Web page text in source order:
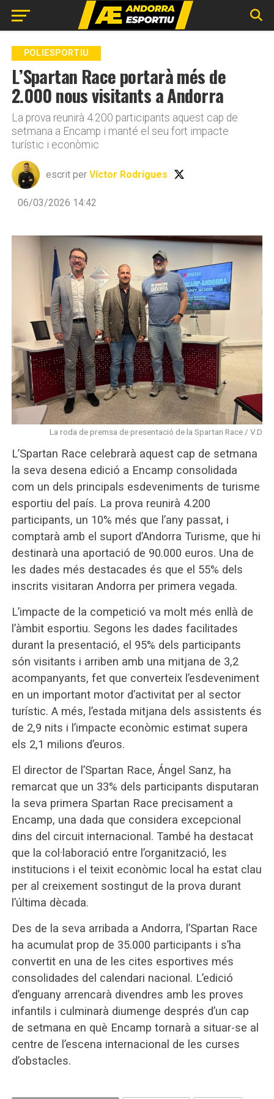
POLIESPORTIU
L’Spartan Race portarà més de
2.000 nous visitants a Andorra
La prova reunirà 4.200 participants aquest cap de
setmana a Encamp i manté el seu fort impacte
turístic i econòmic
escrit per Víctor Rodrigues
06/03/2026 14:42
La roda de premsa de presentació de la Spartan Race / V.D
L’Spartan Race celebrarà aquest cap de setmana
la seva desena edició a Encamp consolidada
com un dels principals esdeveniments de turisme
esportiu del país. La prova reunirà 4.200
participants, un 10% més que l’any passat, i
comptarà amb el suport d’Andorra Turisme, que hi
destinarà una aportació de 90.000 euros. Una de
les dades més destacades és que el 55% dels
inscrits visitaran Andorra per primera vegada.
L’impacte de la competició va molt més enllà de
l’àmbit esportiu. Segons les dades facilitades
durant la presentació, el 95% dels participants
són visitants i arriben amb una mitjana de 3,2
acompanyants, fet que converteix l’esdeveniment
en un important motor d’activitat per al sector
turístic. A més, l’estada mitjana dels assistents és
de 2,9 nits i l’impacte econòmic estimat supera
els 2,1 milions d’euros.
El director de l’Spartan Race, Ángel Sanz, ha
remarcat que un 33% dels participants disputaran
la seva primera Spartan Race precisament a
Encamp, una dada que considera excepcional
dins del circuit internacional. També ha destacat
que la col·laboració entre l’organització, les
institucions i el teixit econòmic local ha estat clau
per al creixement sostingut de la prova durant
l’última dècada.
Des de la seva arribada a Andorra, l’Spartan Race
ha acumulat prop de 35.000 participants i s’ha
convertit en una de les cites esportives més
consolidades del calendari nacional. L’edició
d’enguany arrencarà divendres amb les proves
infantils i culminarà diumenge després d’un cap
de setmana en què Encamp tornarà a situar-se al
centre de l’escena internacional de les curses
d’obstacles.
Go to mobile version